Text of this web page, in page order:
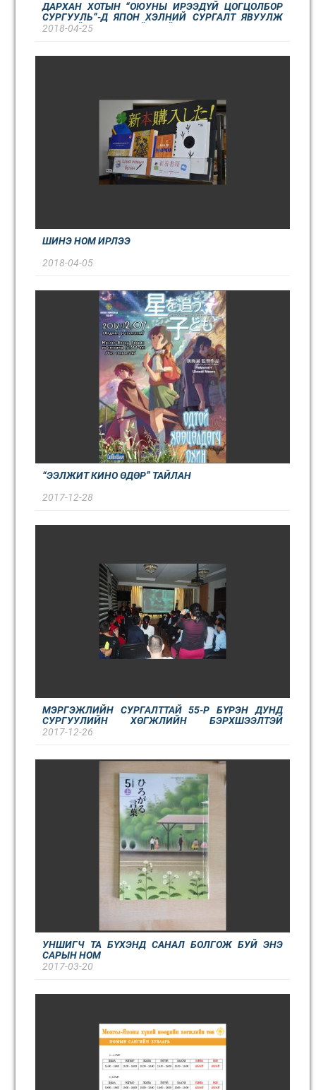
ДАРХАН ХОТЫН “ОЮУНЫ ИРЭЭДҮЙ ЦОГЦОЛБОР
СУРГУУЛЬ”-Д ЯПОН ХЭЛНИЙ СУРГАЛТ ЯВУУЛЖ
ИРСНИЙ 20 ЖИЛИЙН ОЙД ЗОРИУЛСАН “ЯПОН
2018-04-25
ШИНЭ НОМ ИРЛЭЭ
2018-04-05
“ЭЭЛЖИТ КИНО ӨДӨР” ТАЙЛАН
2017-12-28
МЭРГЭЖЛИЙН СУРГАЛТТАЙ 55-Р БҮРЭН ДУНД
СУРГУУЛИЙН ХӨГЖЛИЙН БЭРХШЭЭЛТЭЙ
СУРАГЧДАД ЯПОНЫ СОЁЛЫН ТАНИЛЦУУЛГА
2017-12-26
УНШИГЧ ТА БҮХЭНД САНАЛ БОЛГОЖ БУЙ ЭНЭ
САРЫН НОМ
2017-03-20